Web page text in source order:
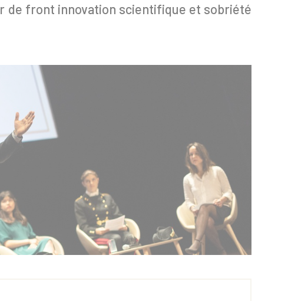
de front innovation scientifique et sobriété